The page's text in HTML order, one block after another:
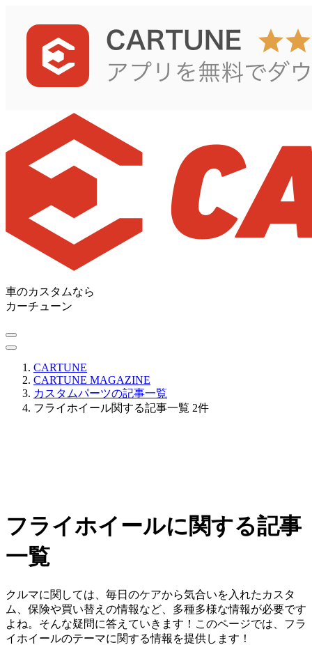
車のカスタムなら
カーチューン
CARTUNE
CARTUNE MAGAZINE
カスタムパーツの記事一覧
フライホイール関する記事一覧 2件
フライホイールに関する記事
一覧
クルマに関しては、毎日のケアから気合いを入れたカスタ
ム、保険や買い替えの情報など、多種多様な情報が必要です
よね。そんな疑問に答えていきます！このページでは、フラ
イホイールのテーマに関する情報を提供します！